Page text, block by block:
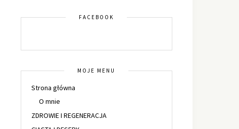
FACEBOOK
MOJE MENU
Strona główna
O mnie
ZDROWIE I REGENERACJA